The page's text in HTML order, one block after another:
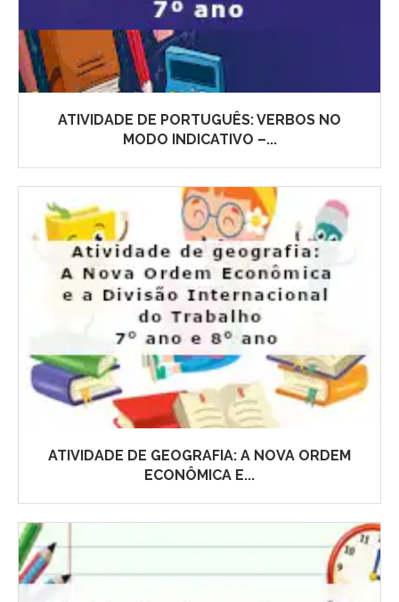
ATIVIDADE DE PORTUGUÊS: VERBOS NO
MODO INDICATIVO –...
ATIVIDADE DE GEOGRAFIA: A NOVA ORDEM
ECONÔMICA E...